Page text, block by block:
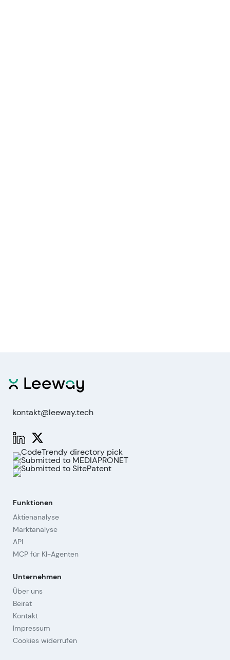
kontakt@leeway.tech
Funktionen
Aktienanalyse
Marktanalyse
API
MCP für KI-Agenten
Unternehmen
Über uns
Beirat
Kontakt
Impressum
Cookies widerrufen